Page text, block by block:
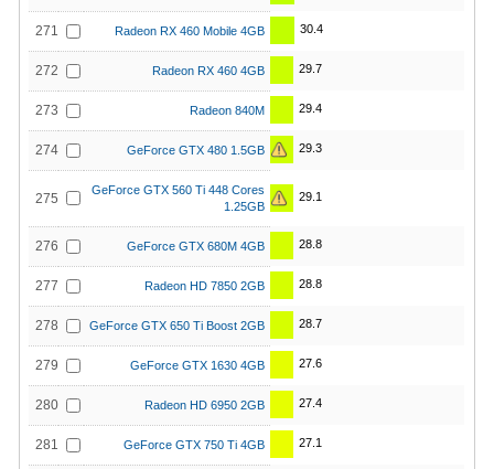
271 Radeon RX 460 Mobile 4GB 30.4
272 Radeon RX 460 4GB 29.7
273 Radeon 840M 29.4
274 GeForce GTX 480 1.5GB 29.3
275
GeForce GTX 560 Ti 448 Cores
1.25GB
29.1
276 GeForce GTX 680M 4GB 28.8
277 Radeon HD 7850 2GB 28.8
278 GeForce GTX 650 Ti Boost 2GB 28.7
279 GeForce GTX 1630 4GB 27.6
280 Radeon HD 6950 2GB 27.4
281 GeForce GTX 750 Ti 4GB 27.1